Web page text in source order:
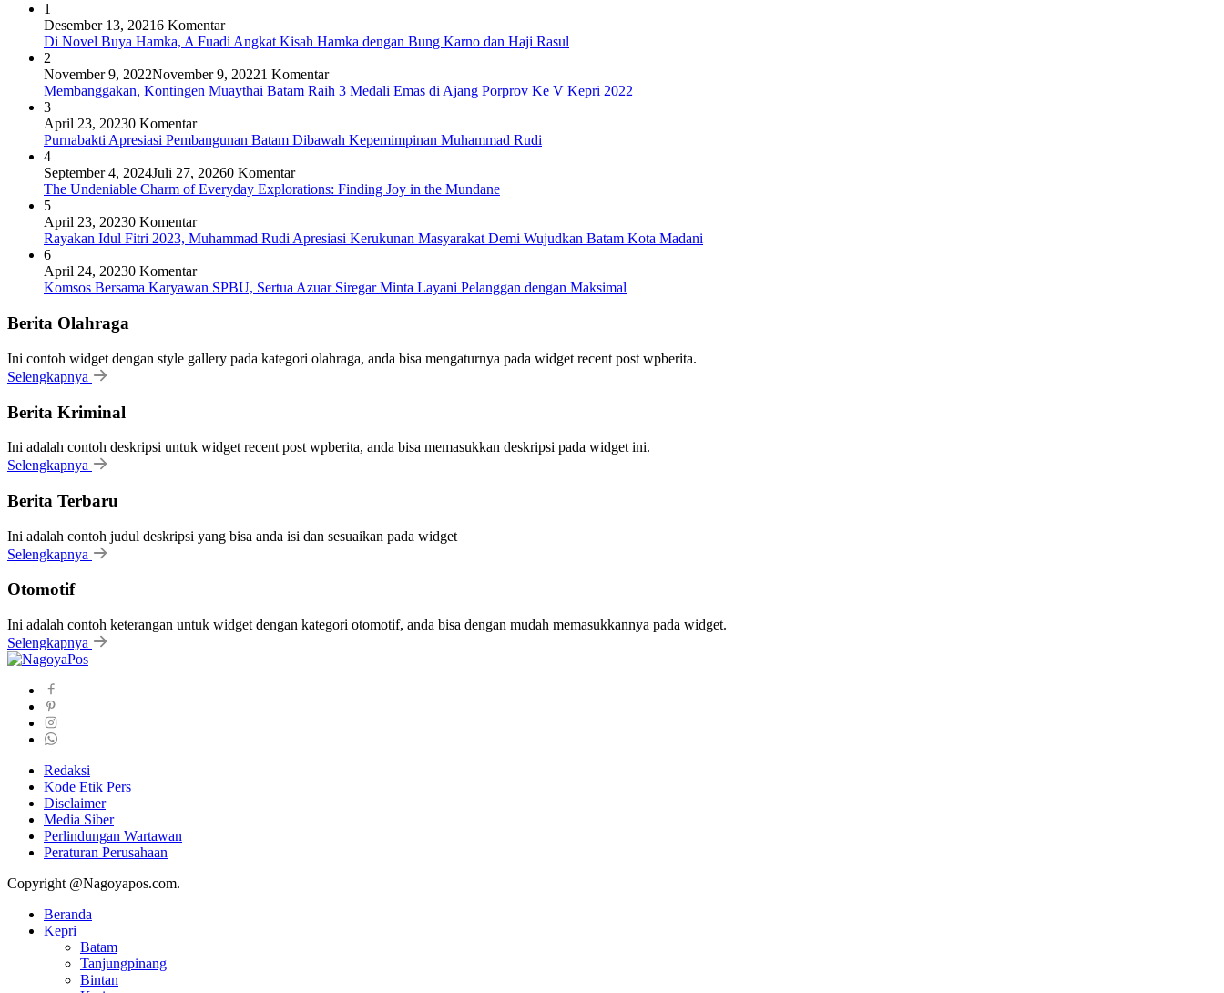
1
Desember 13, 20216 Komentar
Di Novel Buya Hamka, A Fuadi Angkat Kisah Hamka dengan Bung Karno dan Haji Rasul
2
November 9, 2022November 9, 20221 Komentar
Membanggakan, Kontingen Muaythai Batam Raih 3 Medali Emas di Ajang Porprov Ke V Kepri 2022
3
April 23, 20230 Komentar
Purnabakti Apresiasi Pembangunan Batam Dibawah Kepemimpinan Muhammad Rudi
4
September 4, 2024Juli 27, 20260 Komentar
The Undeniable Charm of Everyday Explorations: Finding Joy in the Mundane
5
April 23, 20230 Komentar
Rayakan Idul Fitri 2023, Muhammad Rudi Apresiasi Kerukunan Masyarakat Demi Wujudkan Batam Kota Madani
6
April 24, 20230 Komentar
Komsos Bersama Karyawan SPBU, Sertua Azuar Siregar Minta Layani Pelanggan dengan Maksimal
Berita Olahraga
Ini contoh widget dengan style gallery pada kategori olahraga, anda bisa mengaturnya pada widget recent post wpberita.
Selengkapnya
Berita Kriminal
Ini adalah contoh deskripsi untuk widget recent post wpberita, anda bisa memasukkan deskripsi pada widget ini.
Selengkapnya
Berita Terbaru
Ini adalah contoh judul deskripsi yang bisa anda isi dan sesuaikan pada widget
Selengkapnya
Otomotif
Ini adalah contoh keterangan untuk widget dengan kategori otomotif, anda bisa dengan mudah memasukkannya pada widget.
Selengkapnya
Redaksi
Kode Etik Pers
Disclaimer
Media Siber
Perlindungan Wartawan
Peraturan Perusahaan
Copyright @Nagoyapos.com.
Beranda
Kepri
Batam
Tanjungpinang
Bintan